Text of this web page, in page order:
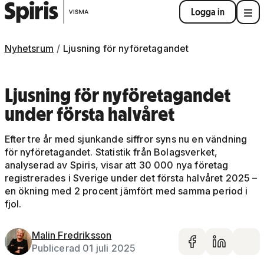
Logga in
Nyhetsrum Ljusning för nyföretagandet
Ljusning för nyföretagandet
under första halvåret
Efter tre år med sjunkande siffror syns nu en vändning
för nyföretagandet. Statistik från Bolagsverket,
analyserad av Spiris, visar att 30 000 nya företag
registrerades i Sverige under det första halvåret 2025 –
en ökning med 2 procent jämfört med samma period i
fjol.
Malin Fredriksson
Publicerad 01 juli 2025
Dela på
Dela